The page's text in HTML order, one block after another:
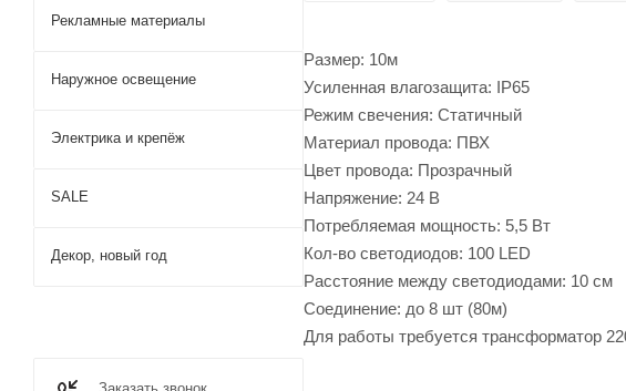
Размер: 10м
Усиленная влагозащита: IP65
Режим свечения: Статичный
Материал провода: ПВХ
Цвет провода: Прозрачный
Напряжение: 24 В
Потребляемая мощность: 5,5 Вт
Кол-во светодиодов: 100 LED
Расстояние между светодиодами: 10 см
Соединение: до 8 шт (80м)
Для работы требуется трансформатор
Рекламные материалы
Наружное освещение
Электрика и крепёж
SALE
Декор, новый год